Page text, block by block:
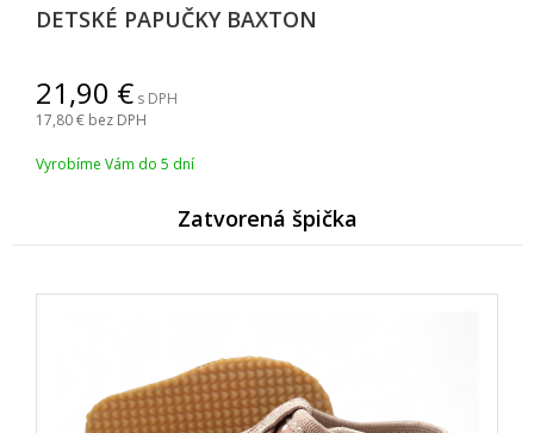
DETSKÉ PAPUČKY BAXTON
21,90
s DPH
17,80 bez DPH
Vyrobíme Vám do 5 dní
Zatvorená špička